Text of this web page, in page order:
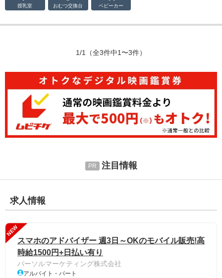
授乳室 おむつ交換台 ベビーカー
1/1 （全3件中1〜3件）
注目情報
求人情報
NEW
スマホのアドバイザー 週3日～OKのモバイル販売!高
時給1500円+日払い有り
パーソルマーケティング株式会社
アルバイト・パート